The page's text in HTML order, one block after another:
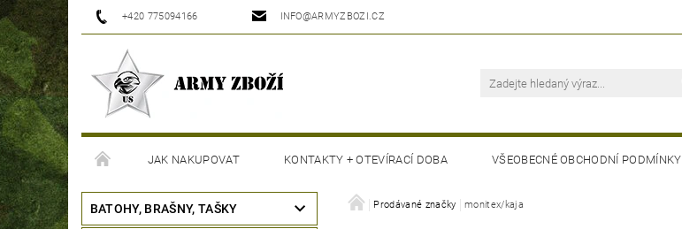
+420 775094166 INFO@ARMYZBOZI.CZ
JAK NAKUPOVAT KONTAKTY + OTEVÍRACÍ DOBA VŠEOBECNÉ OBCHODNÍ PODMÍNKY
MOJE OBJEDNÁVKA
BATOHY, BRAŠNY, TAŠKY Prodávané značky monitex/kaja